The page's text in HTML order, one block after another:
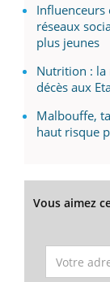
réseaux
plus jeunes
Nutrition : la
décès aux
Malbouffe,
haut risque
Vous aimez